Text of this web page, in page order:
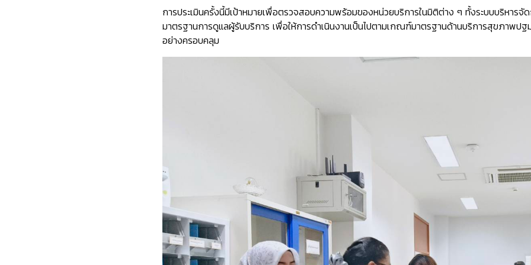
การประเมินครั้งนี้มีเป้าหมายเพื่อตรวจสอบความพร้อมของหน่วยบริการในมิติต่าง ๆ ทั้งระบบบริหาร
มาตรฐานการดูแลผู้รับบริการ เพื่อให้การดำเนินงานเป็นไปตามเกณฑ์มาตรฐานด้านบริการสุขภาพป
อย่างครอบคลุม